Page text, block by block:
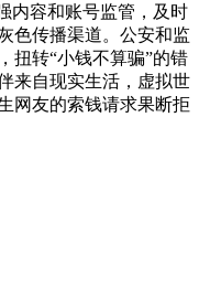
内容和账号监管，及时
色传播渠道。公安和监
扭转“小钱不算骗”的错
来自现实生活，虚拟世
网友的索钱请求果断拒